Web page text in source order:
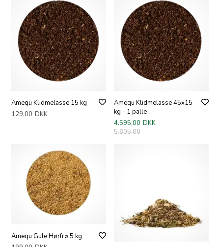
Amequ Klidmelasse 15 kg
129,00 DKK
Amequ Klidmelasse 45x15
kg - 1 palle
4.595,00 DKK
5.805,00
Amequ Gule Hørfrø 5 kg